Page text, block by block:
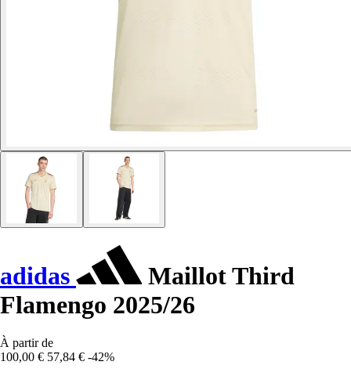
adidas
Maillot Third
Flamengo 2025/26
À partir de
100,00 € 57,84 € -42%